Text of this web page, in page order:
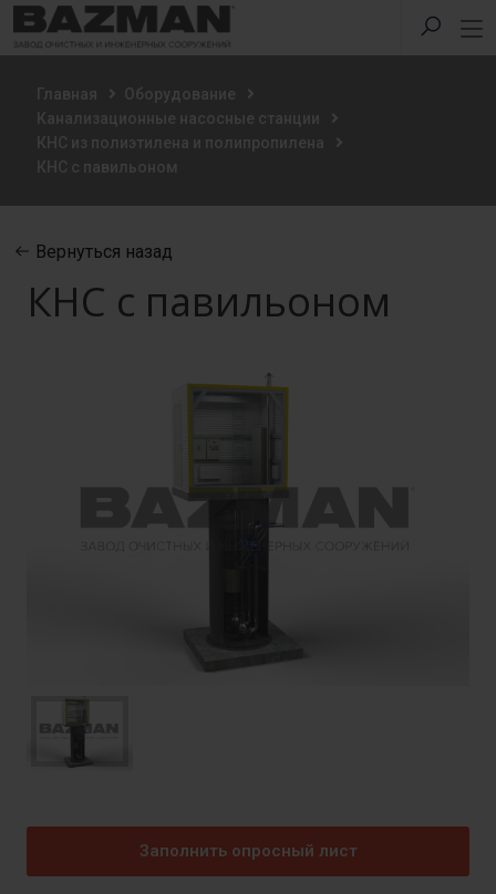
Главная
Оборудование
Канализационные насосные станции
КНС из полиэтилена и полипропилена
КНС с павильоном
Вернуться назад
КНС с павильоном
Заполнить опросный лист